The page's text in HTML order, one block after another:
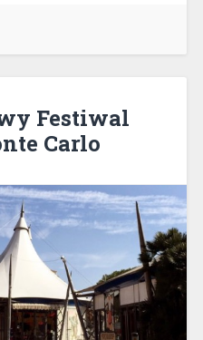
Festiwal
Carlo